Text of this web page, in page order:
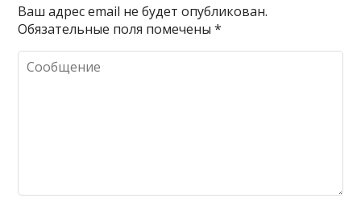
Ваш адрес email не будет опубликован.
Обязательные поля помечены*